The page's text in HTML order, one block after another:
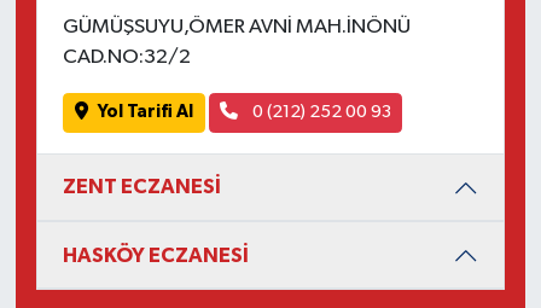
GÜMÜŞSUYU,ÖMER AVNİ MAH.İNÖNÜ
CAD.NO:32/2
Yol Tarifi Al 0 (212) 252 00 93
ZENT ECZANESİ
HASKÖY ECZANESİ